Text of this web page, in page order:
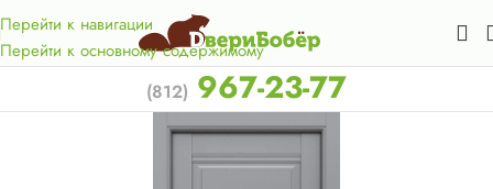
Перейти к навигации
Перейти к основному содержимому
км. от КАД.
(812) 967-23-77